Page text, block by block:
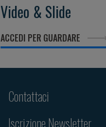
Video & Slide
ACCEDI PER GUARDARE
Contattaci
Iscrizione Newsletter